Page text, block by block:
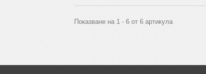
Показване на 1 - 6 от 6 артикула